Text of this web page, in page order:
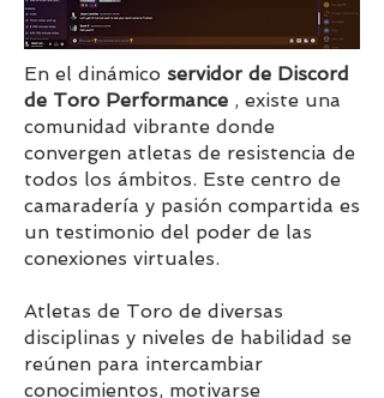
En el dinámico servidor de Discord
de Toro Performance , existe una
comunidad vibrante donde
convergen atletas de resistencia de
todos los ámbitos. Este centro de
camaradería y pasión compartida es
un testimonio del poder de las
conexiones virtuales.
Atletas de Toro de diversas
disciplinas y niveles de habilidad se
reúnen para intercambiar
conocimientos, motivarse